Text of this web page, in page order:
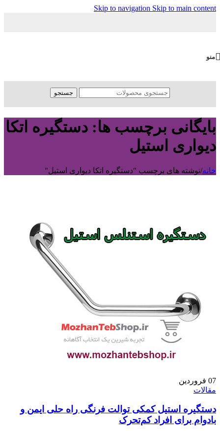
Skip to navigation Skip to main content
منو
جستجو
بایگانی برچسب ها: دستگیره اتکا
دیواری استیل
خانه/نوشته های برچسب "دستگیره اتکا دیواری استیل"
07 فروردین
مقالات
دستگیره استیل کمکی توالت فرنگی راه حلی ایمن و
بادوام برای افراد کم‌تحرک